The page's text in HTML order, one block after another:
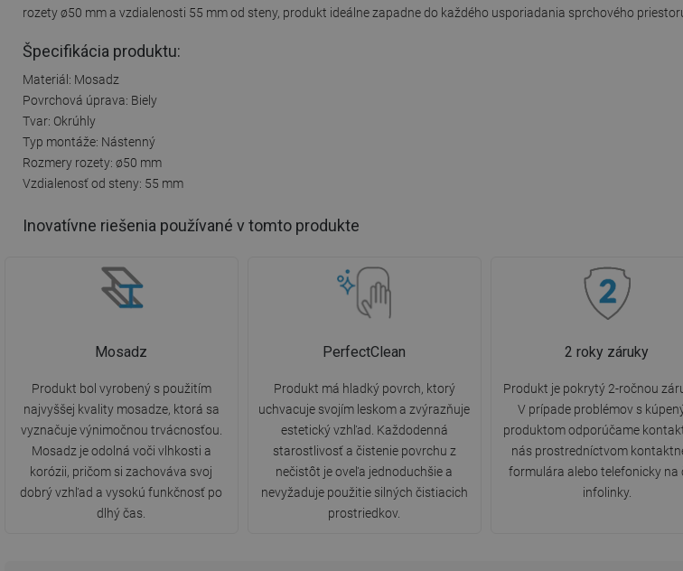
rozety ø50 mm a vzdialenosti 55 mm od steny, produkt ideálne zapadne do každého usporiadania sprchového
Špecifikácia produktu:
Materiál: Mosadz
Povrchová úprava: Biely
Tvar: Okrúhly
Typ montáže: Nástenný
Rozmery rozety: ø50 mm
Vzdialenosť od steny: 55 mm
Inovatívne riešenia používané v tomto produkte
Mosadz
Produkt bol vyrobený s použitím
najvyššej kvality mosadze, ktorá sa
vyznačuje výnimočnou trvácnosťou.
Mosadz je odolná voči vlhkosti a
korózii, pričom si zachováva svoj
dobrý vzhľad a vysokú funkčnosť po
dlhý čas.
PerfectClean
Produkt má hladký povrch, ktorý
uchvacuje svojím leskom a zvýrazňuje
estetický vzhľad. Každodenná
starostlivosť a čistenie povrchu z
nečistôt je oveľa jednoduchšie a
nevyžaduje použitie silných čistiacich
prostriedkov.
2 roky záruky
Produkt je pokrytý 2-ročnou
V prípade problémov s
produktom odporúčame
nás prostredníctvom
formulára alebo telefonicky na
infolinky.